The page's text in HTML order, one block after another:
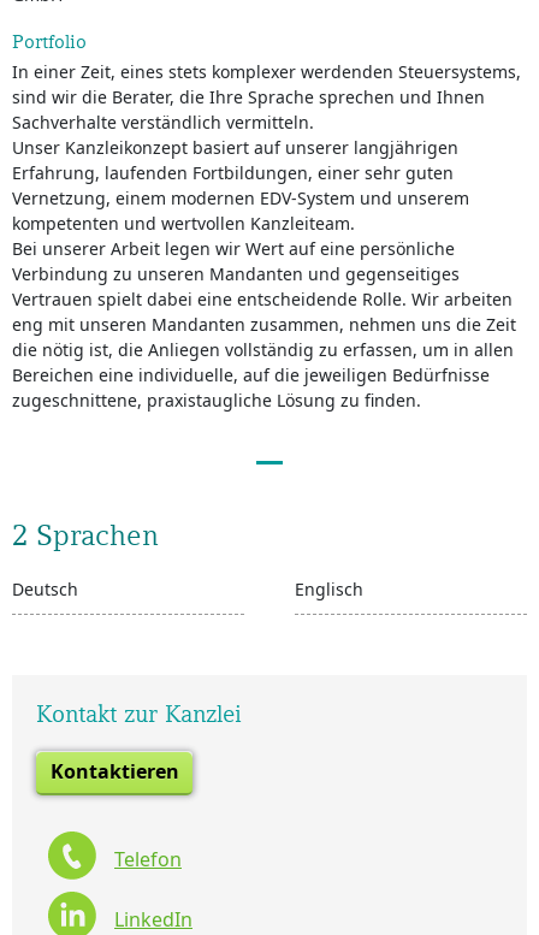
Portfolio
In einer Zeit, eines stets komplexer werdenden Steuersystems,
sind wir die Berater, die Ihre Sprache sprechen und Ihnen
Sachverhalte verständlich vermitteln.
Unser Kanzleikonzept basiert auf unserer langjährigen
Erfahrung, laufenden Fortbildungen, einer sehr guten
Vernetzung, einem modernen EDV-System und unserem
kompetenten und wertvollen Kanzleiteam.
Bei unserer Arbeit legen wir Wert auf eine persönliche
Verbindung zu unseren Mandanten und gegenseitiges
Vertrauen spielt dabei eine entscheidende Rolle. Wir arbeiten
eng mit unseren Mandanten zusammen, nehmen uns die Zeit
die nötig ist, die Anliegen vollständig zu erfassen, um in allen
Bereichen eine individuelle, auf die jeweiligen Bedürfnisse
zugeschnittene, praxistaugliche Lösung zu finden.
2 Sprachen
Deutsch Englisch
Kontakt zur Kanzlei
Kontaktieren
Telefon
LinkedIn